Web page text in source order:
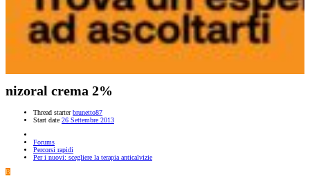
nizoral crema 2%
Thread starter brunetto87
Start date 26 Settembre 2013
Forums
Percorsi rapidi
Per i nuovi: scegliere la terapia anticalvizie
B